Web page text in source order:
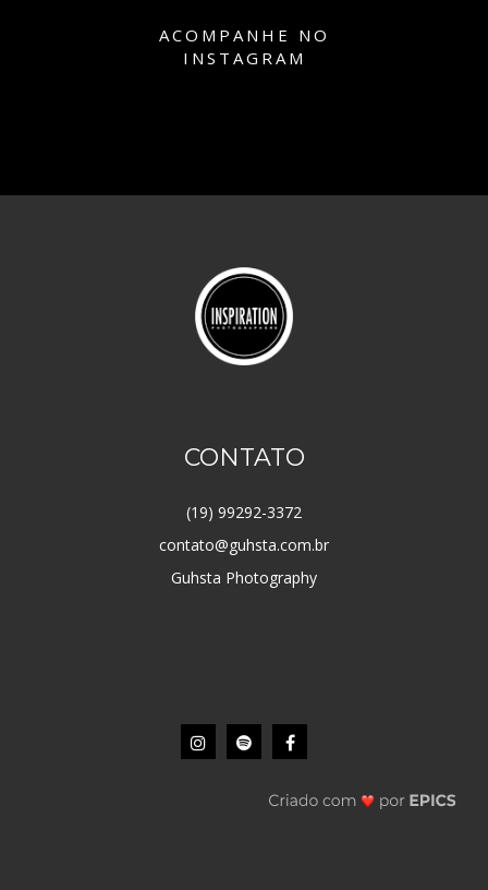
ACOMPANHE NO
INSTAGRAM
CONTATO
(19) 99292-3372
contato@guhsta.com.br
Guhsta Photography